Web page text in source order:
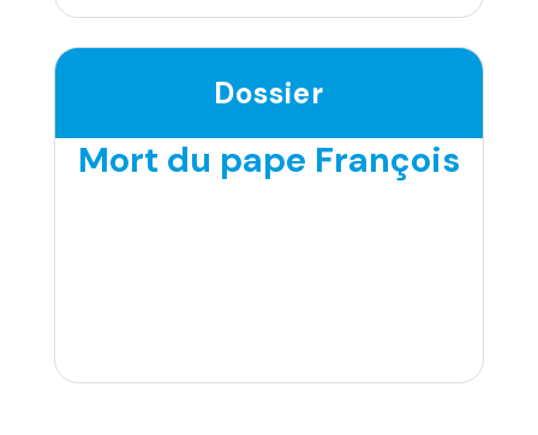
Dossier
Mort du pape François